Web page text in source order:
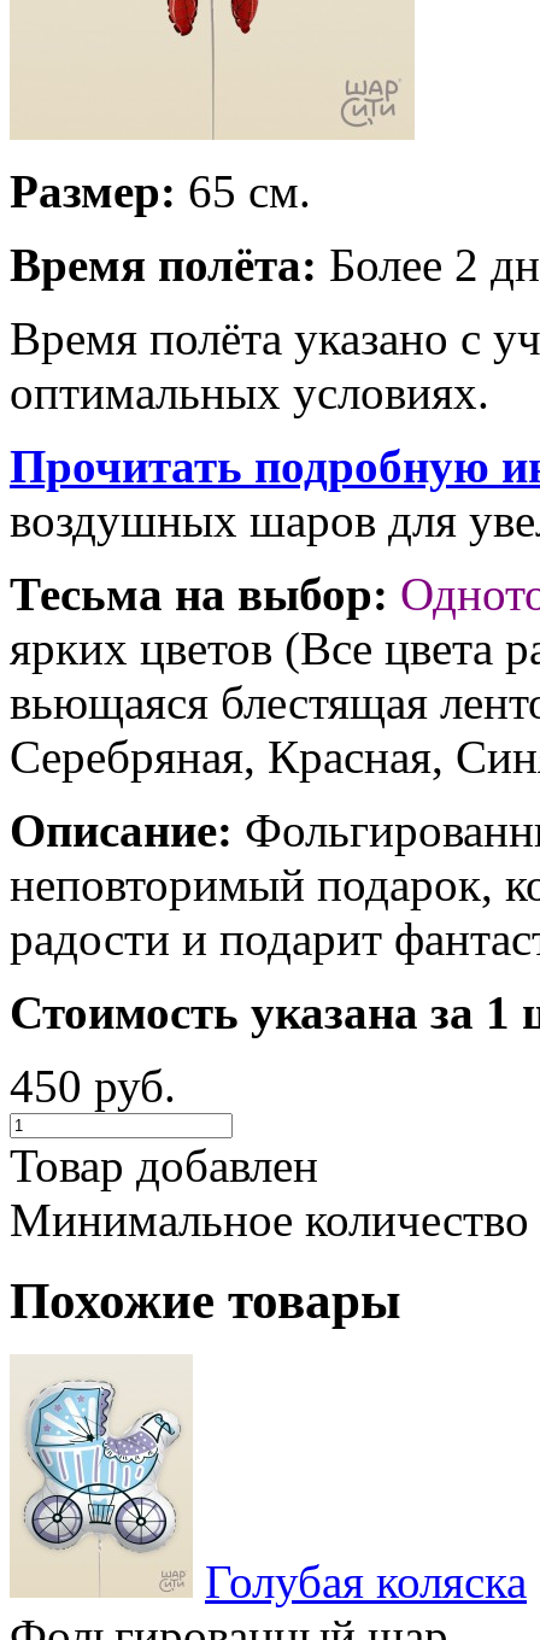
Размер: 65 см.
Время полёта: Более 2
Время полёта указано с
оптимальных условиях.
Прочитать подробную
воздушных шаров для
Тесьма на выбор:
ярких цветов (Все цвета
вьющаяся блестящая
Серебряная, Красная,
Описание:
неповторимый подарок,
радости и подарит
Стоимость указана за 1
450 руб.
Товар добавлен
Минимальное
Похожие товары
Голубая коляска